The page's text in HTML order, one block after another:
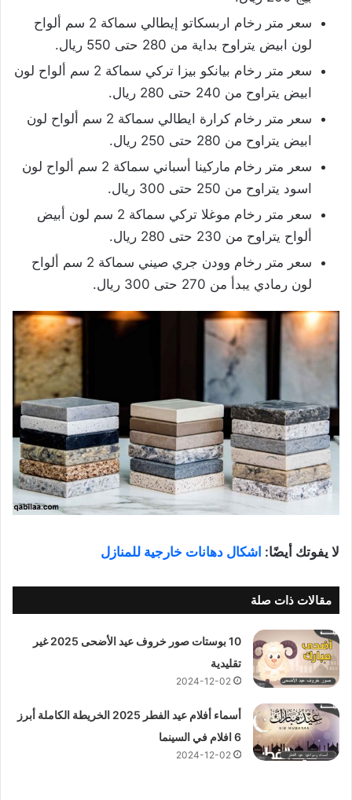
سعر متر رخام اربسكاتو إيطالي سماكة 2 سم ألواح
لون ابيض يتراوح بداية من 280 حتى 550 ريال.
سعر متر رخام بيانكو بيزا تركي سماكة 2 سم ألواح لون
ابيض يتراوح من 240 حتى 280 ريال.
سعر متر رخام كرارة ايطالي سماكة 2 سم ألواح لون
ابيض يتراوح من 280 حتى 250 ريال.
سعر متر رخام ماركينا أسباني سماكة 2 سم ألواح لون
اسود يتراوح من 250 حتى 300 ريال.
سعر متر رخام موغلا تركي سماكة 2 سم لون أبيض
ألواح يتراوح من 230 حتى 280 ريال.
سعر متر رخام وودن جري صيني سماكة 2 سم ألواح
لون رمادي يبدأ من 270 حتى 300 ريال.
لا يفوتك أيضًا: اشكال دهانات خارجية للمنازل
مقالات ذات صلة
10 بوستات صور خروف عيد الأضحى 2025 غير
تقليدية
2024-12-02
أسماء أفلام عيد الفطر 2025 الخريطة الكاملة أبرز
6 افلام في السينما
2024-12-02